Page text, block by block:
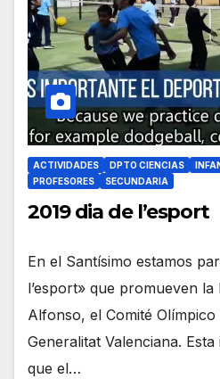
ACTIVIDADES DPTO CIENCIAS
PROFESORES
SECUNDARIA
2019 dia de l’esport
En el Santísimo estamos
l’esport» que promueven
Alfonso, el Comité
Generalitat Valenciana.
que el…